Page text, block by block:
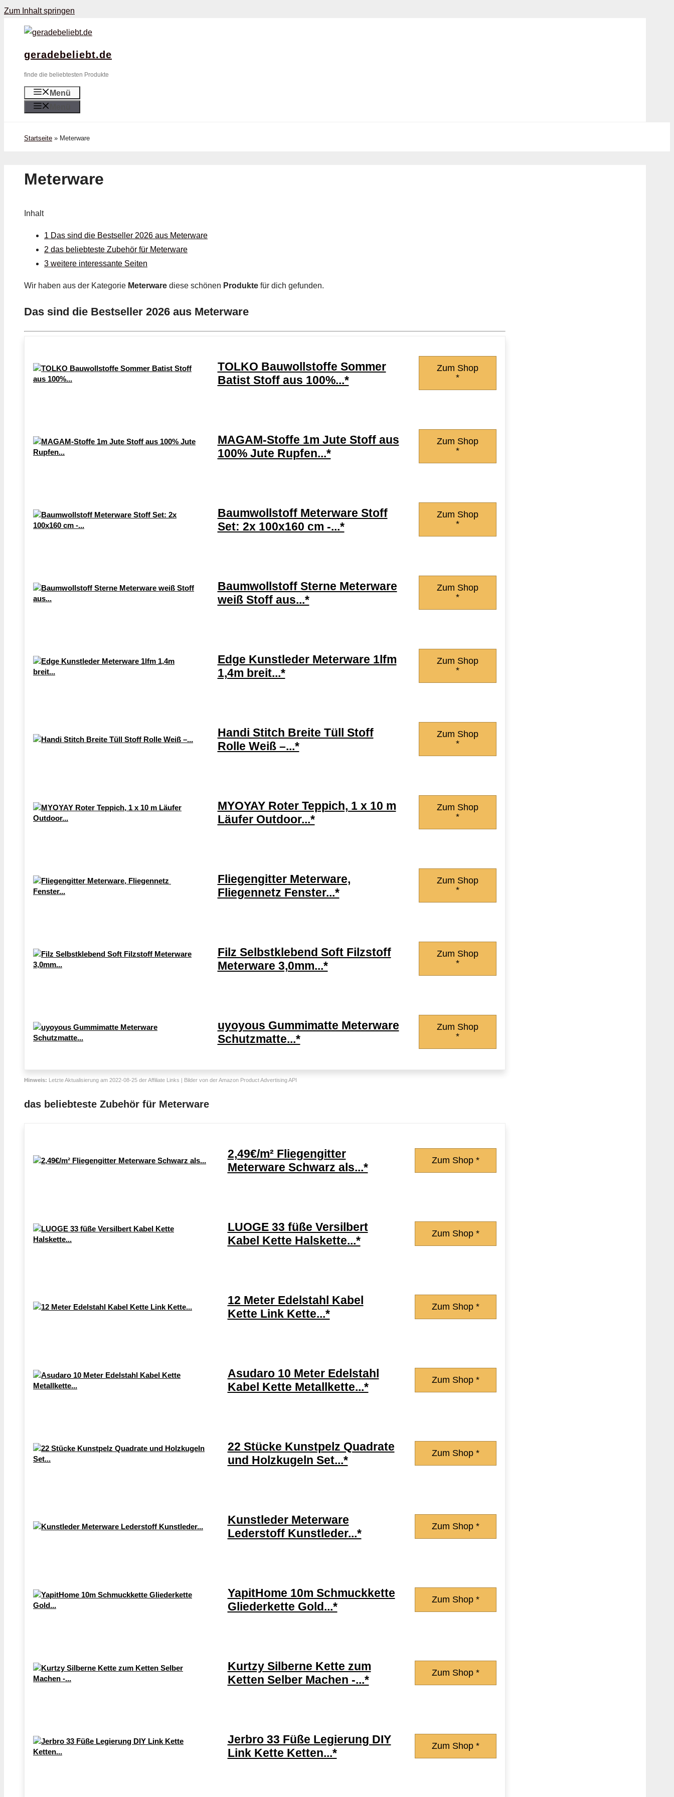
Zum Inhalt springen
geradebeliebt.de
finde die beliebtesten Produkte
Menü
Startseite » Meterware
Meterware
Inhalt
1 Das sind die Bestseller 2026 aus Meterware
2 das beliebteste Zubehör für Meterware
3 weitere interessante Seiten
Wir haben aus der Kategorie Meterware diese schönen Produkte für dich gefunden.
Das sind die Bestseller 2026 aus Meterware
TOLKO Bauwollstoffe Sommer
Batist Stoff aus 100%...*
Zum Shop
*
MAGAM-Stoffe 1m Jute Stoff aus
100% Jute Rupfen...*
Zum Shop
*
Baumwollstoff Meterware Stoff
Set: 2x 100x160 cm -...*
Zum Shop
*
Baumwollstoff Sterne Meterware
weiß Stoff aus...*
Zum Shop
*
Edge Kunstleder Meterware 1lfm
1,4m breit...*
Zum Shop
*
Handi Stitch Breite Tüll Stoff
Rolle Weiß –...*
Zum Shop
*
MYOYAY Roter Teppich, 1 x 10 m
Läufer Outdoor...*
Zum Shop
*
Fliegengitter Meterware,
Fliegennetz ​Fenster...*
Zum Shop
*
Filz Selbstklebend Soft Filzstoff
Meterware 3,0mm...*
Zum Shop
*
uyoyous Gummimatte Meterware
Schutzmatte...*
Zum Shop
*
Hinweis: Letzte Aktualisierung am 2022-08-25 der Affiliate Links | Bilder von der Amazon Product Advertising API
das beliebteste Zubehör für Meterware
2,49€/m² Fliegengitter
Meterware Schwarz als...*
Zum Shop *
LUOGE 33 füße Versilbert
Kabel Kette Halskette...*
Zum Shop *
12 Meter Edelstahl Kabel
Kette Link Kette...*
Zum Shop *
Asudaro 10 Meter Edelstahl
Kabel Kette Metallkette...*
Zum Shop *
22 Stücke Kunstpelz Quadrate
und Holzkugeln Set...*
Zum Shop *
Kunstleder Meterware
Lederstoff Kunstleder...*
Zum Shop *
YapitHome 10m Schmuckkette
Gliederkette Gold...*
Zum Shop *
Kurtzy Silberne Kette zum
Ketten Selber Machen -...*
Zum Shop *
Jerbro 33 Füße Legierung DIY
Link Kette Ketten...*
Zum Shop *